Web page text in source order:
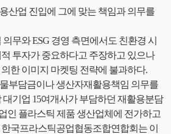
산업 진입에 그에 맞는 책임과 의무를
무와 ESG 경영 측면에서도 친환경 시
투자가 중요하다고 주장하고 있으나
한 이미지 마켓팅 전략에 불과하다.
부담금이나 생산자재활용책임 의무를
기업 15여개사가 부담하던 재활용분담
인 플라스틱 제품 생산업체에 전가하고
국프라스틱공업협동조합연합회는 이